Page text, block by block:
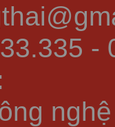
-